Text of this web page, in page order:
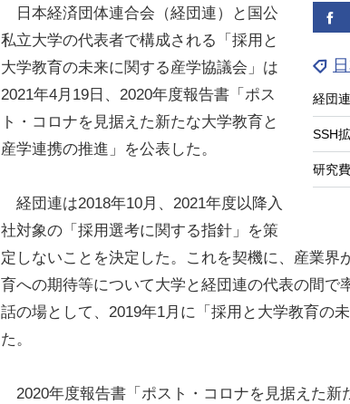
SSH
研究
日本経済団体連合会（経団連）と国公
私立大学の代表者で構成される「採用と
大学教育の未来に関する産学協議会」は
2021年4月19日、2020年度報告書「ポス
ト・コロナを見据えた新たな大学教育と
産学連携の推進」を公表した。
経団連は2018年10月、2021年度以降入
社対象の「採用選考に関する指針」を策
定しないことを決定した。これを契機に、産業界
育への期待等について大学と経団連の代表の間
話の場として、2019年1月に「採用と大学教育の
た。
2020年度報告書「ポスト・コロナを見据えた新